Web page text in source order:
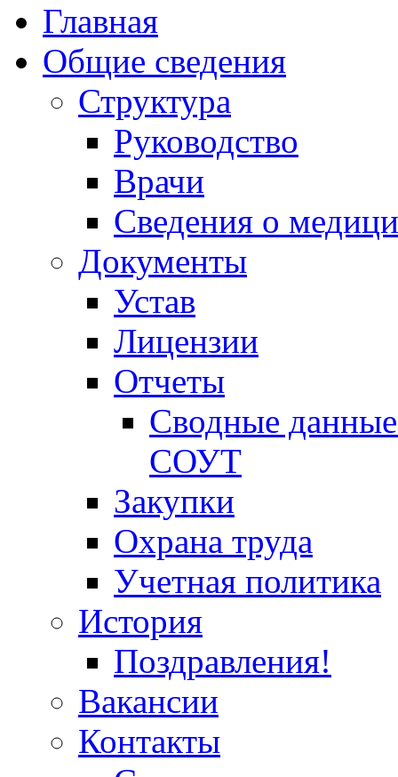
Главная
Общие сведения
Структура
Руководство
Врачи
Сведения о
Документы
Устав
Лицензии
Отчеты
Сводные данные
СОУТ
Закупки
Охрана труда
Учетная политика
История
Поздравления!
Вакансии
Контакты